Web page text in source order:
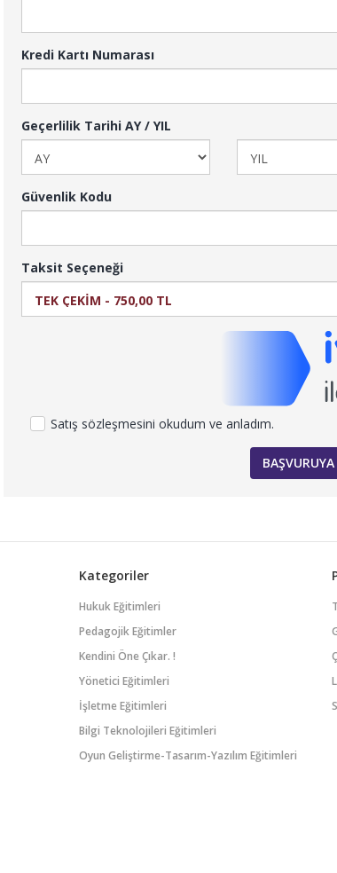
Kredi Kartı Numarası
Geçerlilik Tarihi AY / YIL
Güvenlik Kodu
Taksit Seçeneği
Satış sözleşmesini okudum ve anladım.
Kategoriler
Hukuk Eğitimleri
Pedagojik Eğitimler
Kendini Öne Çıkar. !
Yönetici Eğitimleri
İşletme Eğitimleri
Bilgi Teknolojileri Eğitimleri
Oyun Geliştirme-Tasarım-Yazılım Eğitimleri